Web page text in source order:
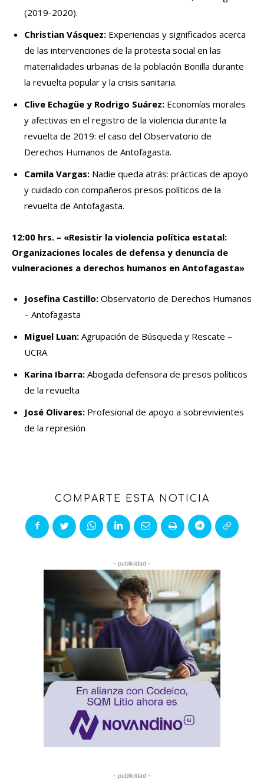
(2019-2020).
Christian Vásquez: Experiencias y significados acerca
de las intervenciones de la protesta social en las
materialidades urbanas de la población Bonilla durante
la revuelta popular y la crisis sanitaria.
Clive Echagüe y Rodrigo Suárez: Economías morales
y afectivas en el registro de la violencia durante la
revuelta de 2019: el caso del Observatorio de
Derechos Humanos de Antofagasta.
Camila Vargas: Nadie queda atrás: prácticas de apoyo
y cuidado con compañeros presos políticos de la
revuelta de Antofagasta.
12:00 hrs. – «Resistir la violencia política estatal:
Organizaciones locales de defensa y denuncia de
vulneraciones a derechos humanos en Antofagasta»
Josefina Castillo: Observatorio de Derechos Humanos
– Antofagasta
Miguel Luan: Agrupación de Búsqueda y Rescate –
UCRA
Karina Ibarra: Abogada defensora de presos políticos
de la revuelta
José Olivares: Profesional de apoyo a sobrevivientes
de la represión
COMPARTE ESTA NOTICIA
- publicidad -
- publicidad -